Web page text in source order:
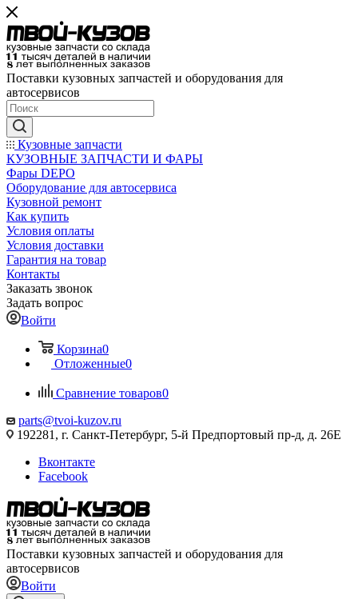
Поставки кузовных запчастей и оборудования для
автосервисов
Кузовные запчасти
КУЗОВНЫЕ ЗАПЧАСТИ И ФАРЫ
Фары DEPO
Оборудование для автосервиса
Кузовной ремонт
Как купить
Условия оплаты
Условия доставки
Гарантия на товар
Контакты
Заказать звонок
Задать вопрос
Войти
Корзина0
Отложенные0
Сравнение товаров0
parts@tvoi-kuzov.ru
192281, г. Санкт-Петербург, 5-й Предпортовый пр-д, д. 26Е
Вконтакте
Facebook
Поставки кузовных запчастей и оборудования для
автосервисов
Войти